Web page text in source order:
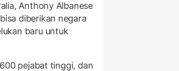
Anthony Albanese
diberikan negara
baru untuk
pejabat tinggi, dan